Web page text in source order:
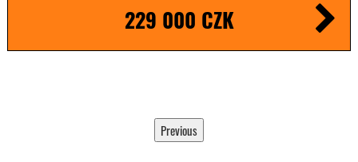
229 000 CZK
Previous